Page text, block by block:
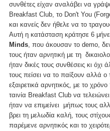
συνθέτες είχαν αναλάβει να
Breakfast Club, το Don't You
και κανείς δεν ήθελε να το
Αυτή η κατάσταση κράτησε 6
Minds, που άκουσαν το demo,
τους ήταν αρνητική με τη
ήταν δικές τους συνθέσεις κι
τους πείσει να το παίξουν αλλά
εξαιρετικά αρνητικός, με το
ταινία Breakfast Club να
ήταν να επιμείνει μήπως τους
βρει τη μελωδία καλή, τους
παρέμενε αρνητικός και το